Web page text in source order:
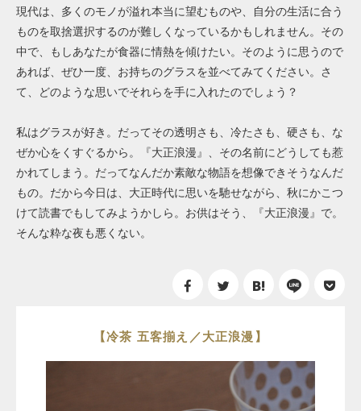
現代は、多くのモノが溢れ本当に望むものや、自分の生活に合う
ものを取捨選択するのが難しくなっているかもしれません。その
中で、もしあなたが食器に情熱を傾けたい。そのように思うので
あれば、ぜひ一度、お持ちのグラスを並べてみてください。さ
て、どのような思いでそれらを手に入れたのでしょう？
私はグラスが好き。だってその透明さも、冷たさも、硬さも、な
ぜか心をくすぐるから。『大正浪漫』、その名前にどうしても惹
かれてしまう。だってなんだか素敵な物語を想像できそうなんだ
もの。だから今日は、大正時代に思いを馳せながら、秋にかこつ
けて読書でもしてみようかしら。お供はそう、『大正浪漫』で。
そんな粋な夜も悪くない。
【冷茶 五客揃え／大正浪漫】